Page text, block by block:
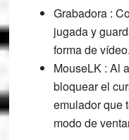
Grabadora :
jugada y
forma de vídeo.
MouseLK : Al
bloquear el
emulador que
modo de